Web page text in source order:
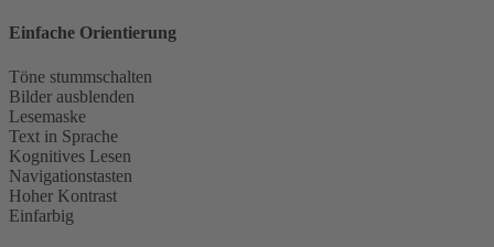
Einfache Orientierung
Töne stummschalten
Bilder ausblenden
Lesemaske
Text in Sprache
Kognitives Lesen
Navigationstasten
Hoher Kontrast
Einfarbig